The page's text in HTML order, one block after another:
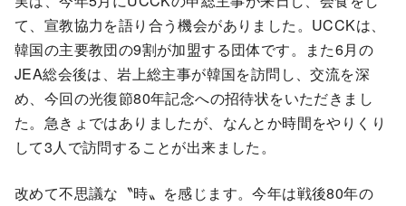
て、宣教協力を語り合う機会がありました。UCCKは、
韓国の主要教団の9割が加盟する団体です。また6月の
JEA総会後は、岩上総主事が韓国を訪問し、交流を深
め、今回の光復節80年記念への招待状をいただきまし
た。急きょではありましたが、なんとか時間をやりくり
して3人で訪問することが出来ました。
改めて不思議な〝時〟を感じます。今年は戦後80年の